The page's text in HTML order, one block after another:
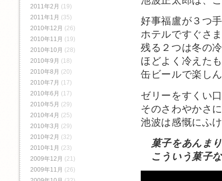
好事福盧が３つ
ホテルですぐさ
残る２つは冬の
ほどよく冷えた
缶ビールで楽し
ゼリーをすくい
そのさわやかさ
池波は感慨にふ
菓子をあんま
こういう菓子
2011年2月 (19)
2011年1月 (35)
2010年12月 (26)
2010年11月 (19)
2010年10月 (28)
2010年9月 (18)
2010年8月 (20)
2010年7月 (17)
2010年6月 (17)
2010年5月 (29)
2010年4月 (25)
2010年3月 (29)
2010年2月 (32)
2010年1月 (23)
2009年12月 (21)
2009年11月 (26)